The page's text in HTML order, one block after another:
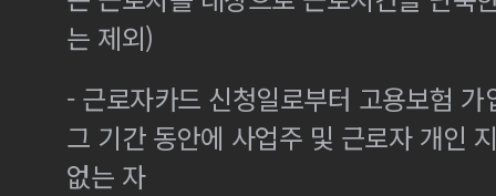
는 제외)
- 근로자카드 신청일로부터 고용보험
그 기간 동안에 사업주 및 근로자 개인
없는 자